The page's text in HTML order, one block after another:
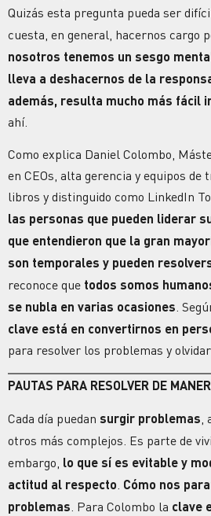
Quizás esta pregunta pueda ser
cuesta, en general, hacernos cargo
nosotros tenemos un sesgo
lleva a deshacernos de la
además, resulta mucho más fácil
ahí.
Como explica Daniel Colombo,
en CEOs, alta gerencia y equipos de
libros y distinguido como LinkedIn
las personas que pueden liderar
que entendieron que la gran
son temporales y pueden
reconoce que todos somos
se nubla en varias ocasiones.
clave está en convertirnos en
para resolver los problemas y
PAUTAS PARA RESOLVER DE
Cada día puedan surgir problemas,
otros más complejos. Es parte de
embargo, lo que sí es evitable y
actitud al respecto. Cómo nos
problemas. Para Colombo la clave